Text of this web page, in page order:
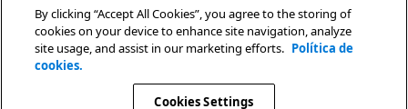
Libro de reclamaciones
Preferencias de Cookies
© 2026. Mercedes-Benz AG.
By clicking “Accept All Cookies”, you agree to the storing of
cookies on your device to enhance site navigation, analyze
site usage, and assist in our marketing efforts. Política de
cookies.
Cookies Settings